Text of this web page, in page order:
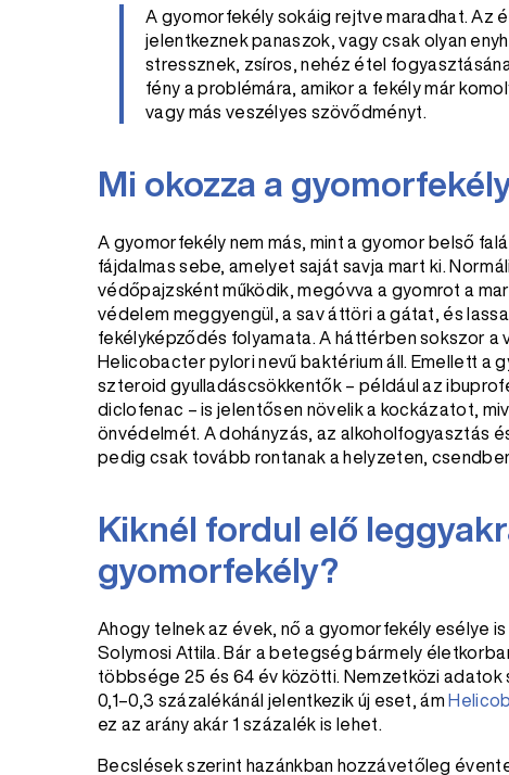
A gyomorfekély sokáig rejtve maradhat. Az
jelentkeznek panaszok, vagy csak olyan
stressznek, zsíros, nehéz étel
fény a problémára, amikor a fekély már
vagy más veszélyes szövődményt.
Mi okozza a
A gyomorfekély nem más, mint a gyomor belső
fájdalmas sebe, amelyet saját savja mart ki.
védőpajzsként működik, megóvva a gyomrot a
védelem meggyengül, a sav áttöri a gátat, és
fekélyképződés folyamata. A háttérben sokszor
Helicobacter pylori nevű baktérium áll. Emellett a
szteroid gyulladáscsökkentők – például az
diclofenac – is jelentősen növelik a kockázatot,
önvédelmét. A dohányzás, az alkoholfogyasztás
pedig csak tovább rontanak a helyzeten,
Kiknél fordul elő
gyomorfekély?
Ahogy telnek az évek, nő a gyomorfekély esélye is
Solymosi Attila. Bár a betegség bármely
többsége 25 és 64 év közötti. Nemzetközi adatok
0,1–0,3 százalékánál jelentkezik új eset, ám
ez az arány akár 1 százalék is lehet.
Becslések szerint hazánkban hozzávetőleg